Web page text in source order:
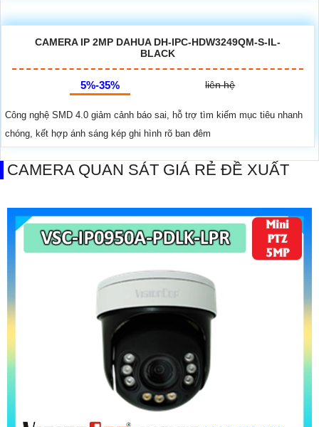
CAMERA IP 2MP DAHUA DH-IPC-HDW3249QM-S-IL-
BLACK
5%-35% liên hệ
Công nghệ SMD 4.0 giảm cảnh báo sai, hỗ trợ tìm kiếm mục tiêu nhanh
chóng, kết hợp ánh sáng kép ghi hình rõ ban đêm
CAMERA QUAN SÁT GIÁ RẺ ĐỀ XUẤT